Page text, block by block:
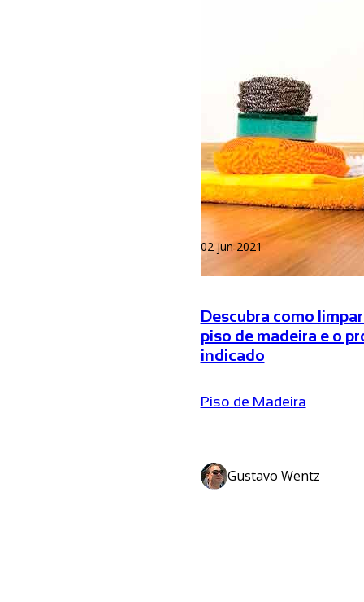
02 jun 2021
Descubra como
piso de madeira e o
indicado
Piso de Madeira
Gustavo Wentz